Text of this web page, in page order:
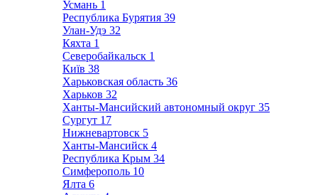
Усмань 1
Республика Бурятия 39
Улан-Удэ 32
Кяхта 1
Северобайкальск 1
Київ 38
Харьковская область 36
Харьков 32
Ханты-Мансийский автономный округ 35
Сургут 17
Нижневартовск 5
Ханты-Мансийск 4
Республика Крым 34
Симферополь 10
Ялта 6